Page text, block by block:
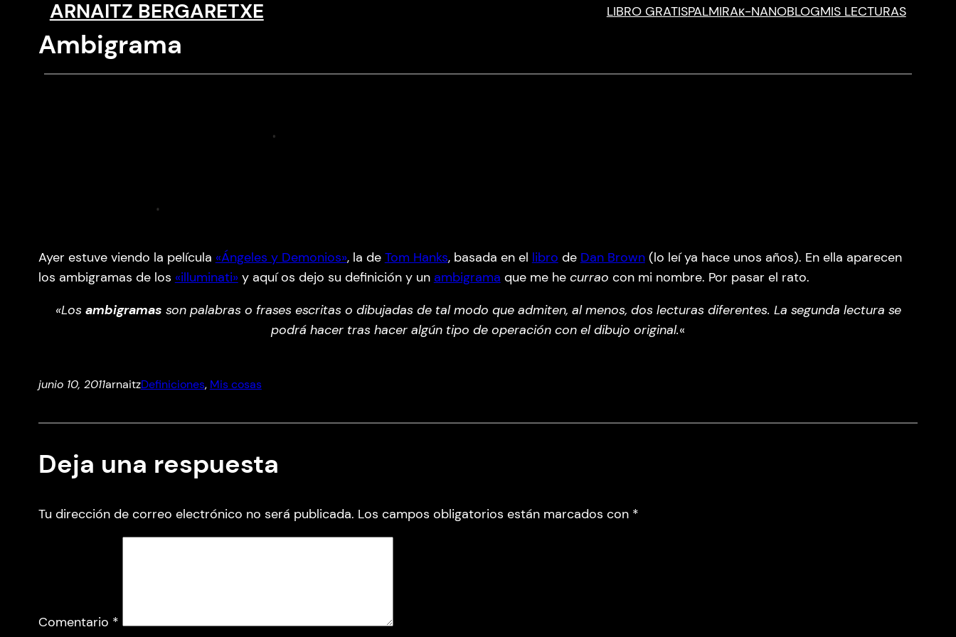
contenido
ARNAITZ BERGARETXE LIBRO GRATISPALMIRAκ-NANOBLOGMIS LECTURAS
Ambigrama
Ayer estuve viendo la película «Ángeles y Demonios», la de Tom Hanks, basada en el libro de Dan Brown(lo leí ya hace unos años). En ella aparecen
los ambigramas de los «illuminati»y aquí os dejo su definición y un ambigrama que me he currao con mi nombre. Por pasar el rato.
«Los ambigramas son palabras o frases escritas o dibujadas de tal modo que admiten, al menos, dos lecturas diferentes. La segunda lectura se
podrá hacer tras hacer algún tipo de operación con el dibujo original.«
junio 10, 2011arnaitzDefiniciones, Mis cosas
Deja una respuesta
Tu dirección de correo electrónico no será publicada. Los campos obligatorios están marcados con *
Comentario *